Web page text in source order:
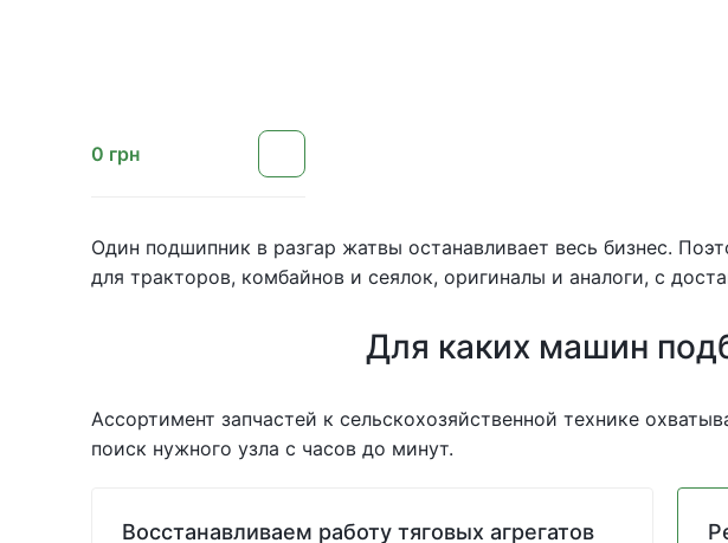
0 грн
Один подшипник в разгар жатвы останавливает весь бизнес.
для тракторов, комбайнов и сеялок, оригиналы и аналоги, с
Для каких машин
Ассортимент запчастей к сельскохозяйственной технике
поиск нужного узла с часов до минут.
Восстанавливаем работу тяговых агрегатов